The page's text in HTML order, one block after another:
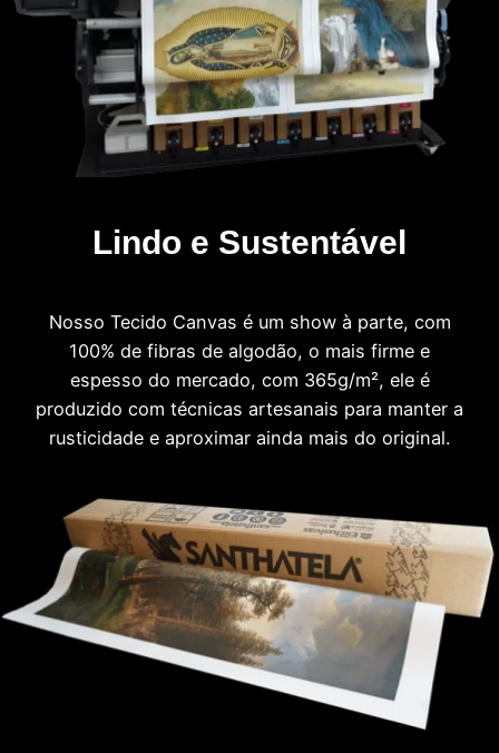
Lindo e Sustentável
Nosso Tecido Canvas é um show à parte, com
100% de fibras de algodão, o mais firme e
espesso do mercado, com 365g/m², ele é
produzido com técnicas artesanais para manter a
rusticidade e aproximar ainda mais do original.